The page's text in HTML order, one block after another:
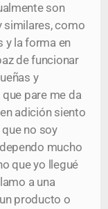
son
similares, como
y la forma en
de funcionar
y
pare me da
adición siento
no soy
mucho
que yo llegué
a una
producto o